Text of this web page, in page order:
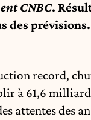
CNBC.
des
record,
à 61,6
attentes des